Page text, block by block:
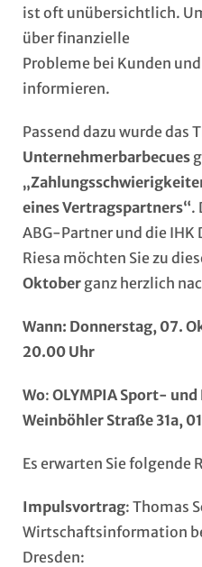
ist oft unübersichtlich.
über finanzielle
Probleme bei Kunden
informieren.
Passend dazu wurde das
Unternehmerbarbecues
eines Vertragspartners“.
ABG-Partner und die IHK
Riesa möchten Sie zu
Oktober ganz herzlich
Wann: Donnerstag, 07.
20.00 Uhr
Wo: OLYMPIA Sport-
Weinböhler Straße 31a,
Es erwarten Sie folgende
Impulsvortrag: Thomas
Wirtschaftsinformation
Dresden: